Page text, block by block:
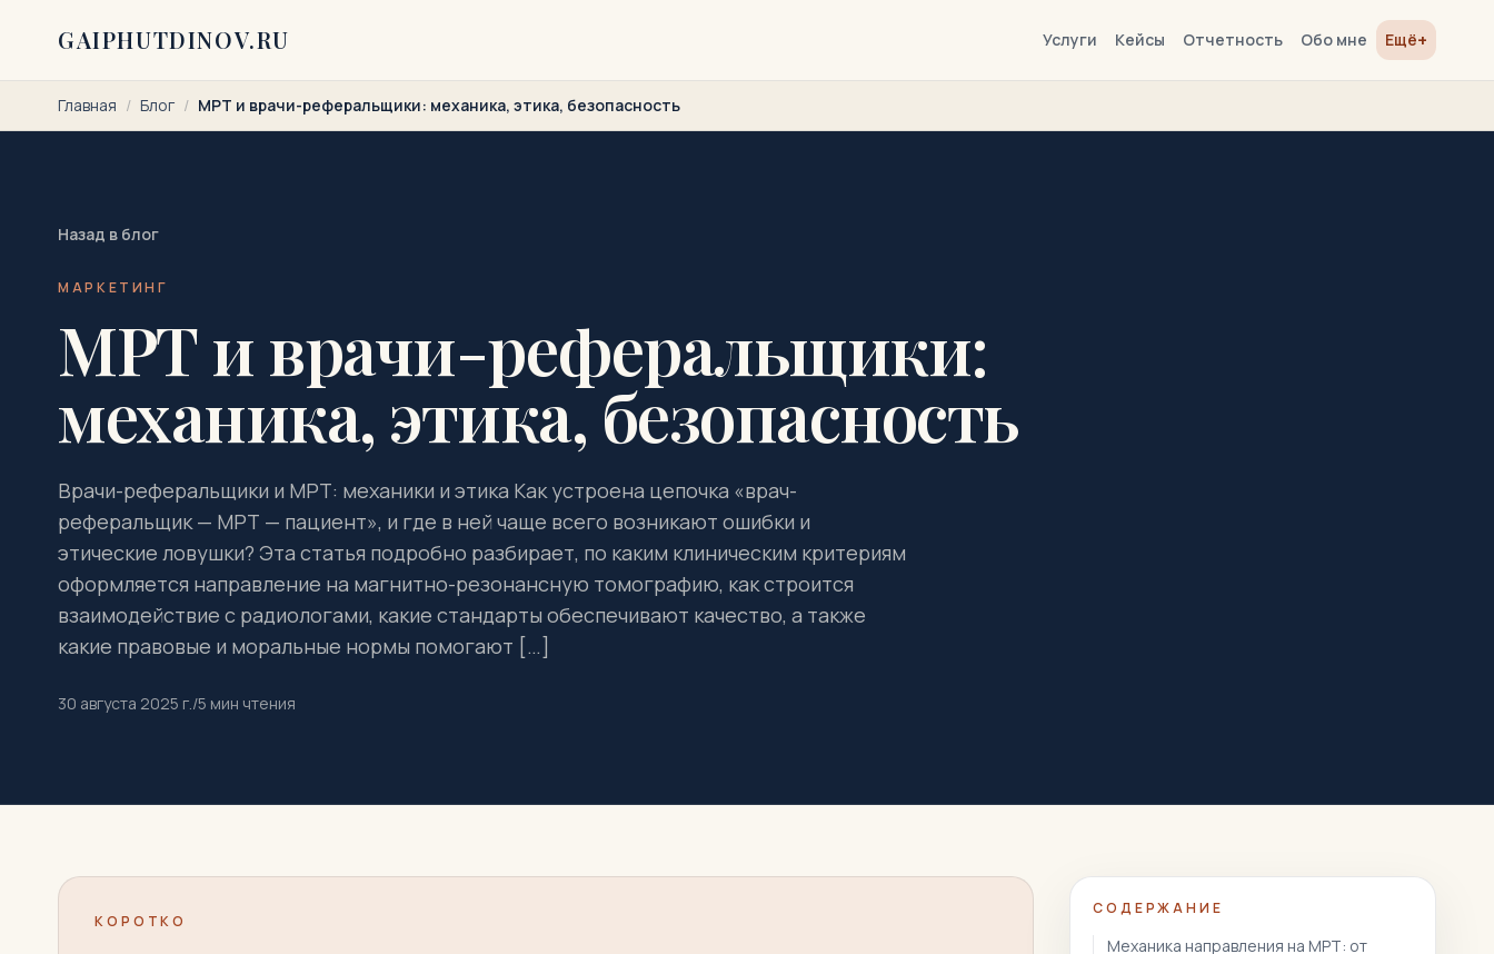
GAIPHUTDINOV.RU Услуги Кейсы Отчетность Обо мне Ещё+
Главная / Блог / МРТ и врачи-реферальщики: механика, этика, безопасность
Назад в блог
МАРКЕТИНГ
МРТ и врачи-реферальщики:
механика, этика, безопасность
Врачи-реферальщики и МРТ: механики и этика Как устроена цепочка «врач-
реферальщик — МРТ — пациент», и где в ней чаще всего возникают ошибки и
этические ловушки? Эта статья подробно разбирает, по каким клиническим критериям
оформляется направление на магнитно-резонансную томографию, как строится
взаимодействие с радиологами, какие стандарты обеспечивают качество, а также
какие правовые и моральные нормы помогают […]
30 августа 2025 г./5 мин чтения
КОРОТКО
СОДЕРЖАНИЕ
Механика направления на МРТ: от